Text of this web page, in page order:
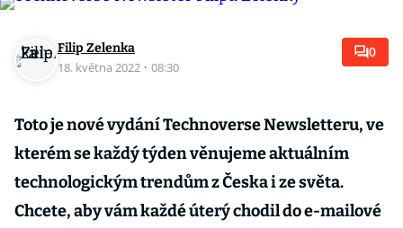
Filip Zelenka
18. května 2022 · 08:30
0
Toto je nové vydání Technoverse Newsletteru, ve
kterém se každý týden věnujeme aktuálním
technologickým trendům z Česka i ze světa.
Chcete, aby vám každé úterý chodil do e-mailové